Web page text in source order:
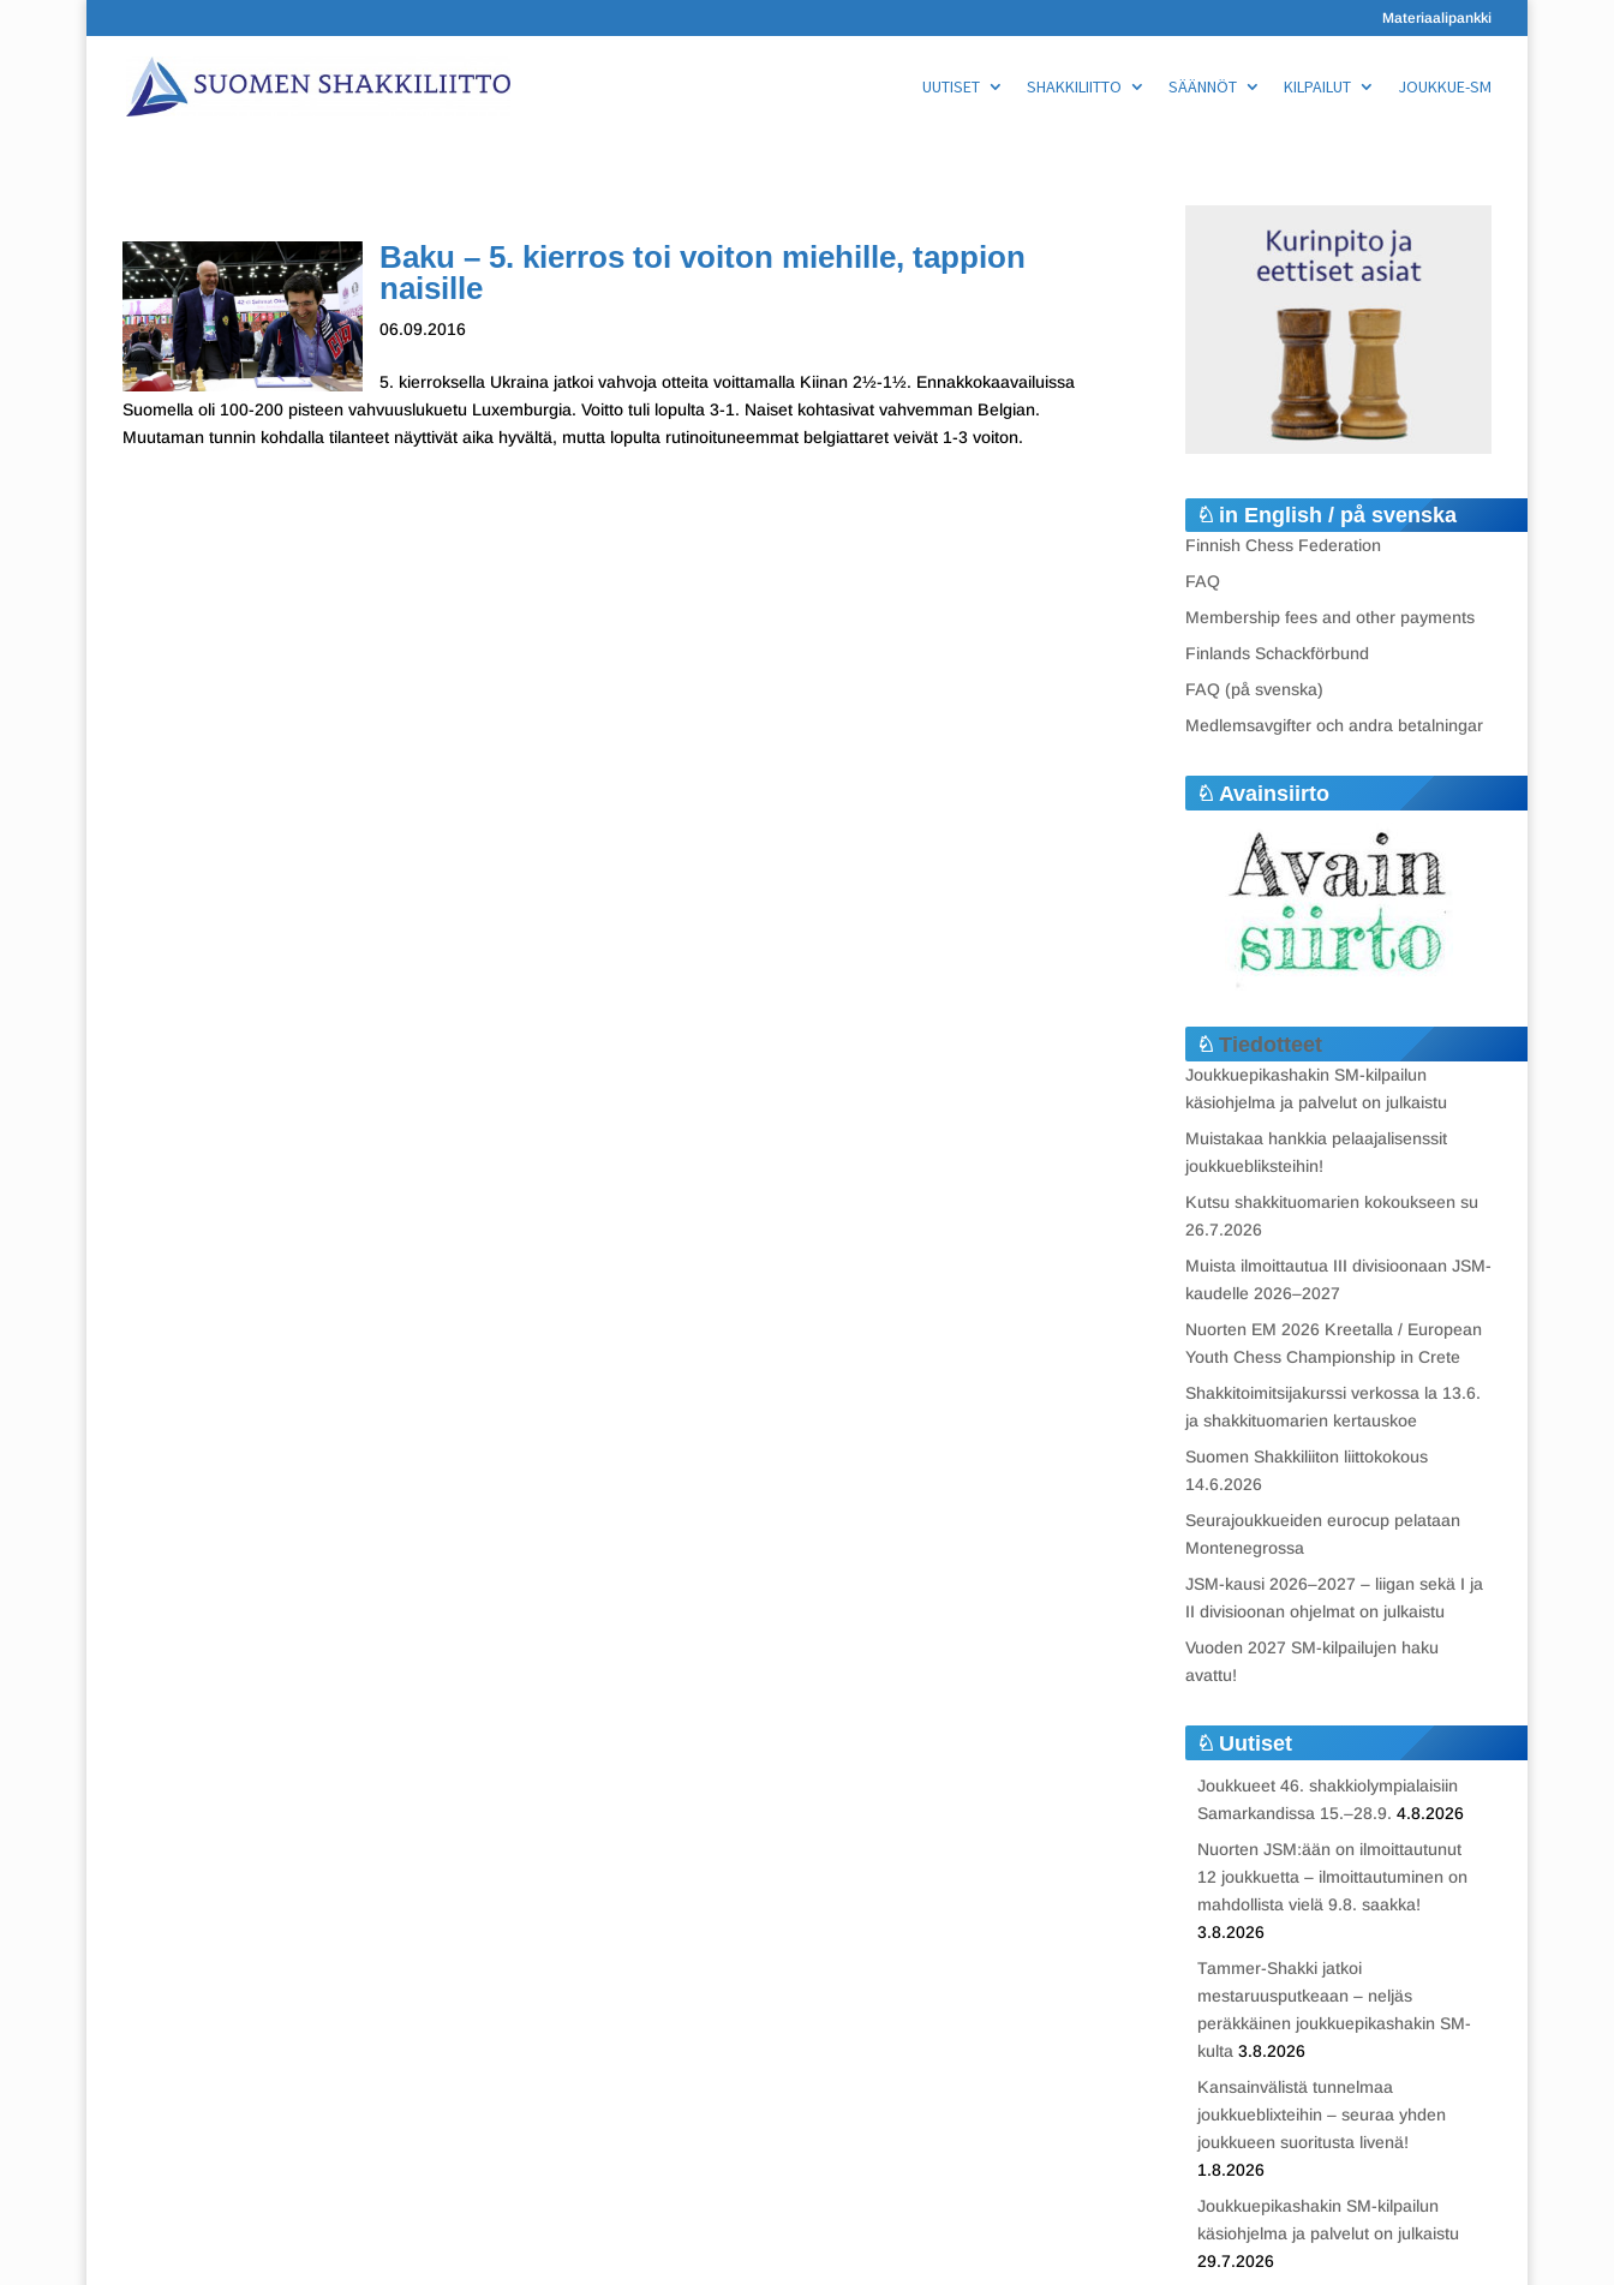
Materiaalipankki
UUTISET SHAKKILIITTO SÄÄNNÖT KILPAILUT JOUKKUE-SM
Baku – 5. kierros toi voiton miehille, tappion
naisille
06.09.2016
5. kierroksella Ukraina jatkoi vahvoja otteita voittamalla Kiinan 2½-1½. Ennakkokaavailuissa
Suomella oli 100-200 pisteen vahvuuslukuetu Luxemburgia. Voitto tuli lopulta 3-1. Naiset kohtasivat vahvemman Belgian.
Muutaman tunnin kohdalla tilanteet näyttivät aika hyvältä, mutta lopulta rutinoituneemmat belgiattaret veivät 1-3 voiton.
in English / på svenska
Finnish Chess Federation
FAQ
Membership fees and other payments
Finlands Schackförbund
FAQ (på svenska)
Medlemsavgifter och andra betalningar
Avainsiirto
Tiedotteet
Joukkuepikashakin SM-kilpailun
käsiohjelma ja palvelut on julkaistu
Muistakaa hankkia pelaajalisenssit
joukkuebliksteihin!
Kutsu shakkituomarien kokoukseen su
26.7.2026
Muista ilmoittautua III divisioonaan JSM-
kaudelle 2026–2027
Nuorten EM 2026 Kreetalla / European
Youth Chess Championship in Crete
Shakkitoimitsijakurssi verkossa la 13.6.
ja shakkituomarien kertauskoe
Suomen Shakkiliiton liittokokous
14.6.2026
Seurajoukkueiden eurocup pelataan
Montenegrossa
JSM-kausi 2026–2027 – liigan sekä I ja
II divisioonan ohjelmat on julkaistu
Vuoden 2027 SM-kilpailujen haku
avattu!
Uutiset
Joukkueet 46. shakkiolympialaisiin
Samarkandissa 15.–28.9. 4.8.2026
Nuorten JSM:ään on ilmoittautunut
12 joukkuetta – ilmoittautuminen on
mahdollista vielä 9.8. saakka!
3.8.2026
Tammer-Shakki jatkoi
mestaruusputkeaan – neljäs
peräkkäinen joukkuepikashakin SM-
kulta 3.8.2026
Kansainvälistä tunnelmaa
joukkueblixteihin – seuraa yhden
joukkueen suoritusta livenä!
1.8.2026
Joukkuepikashakin SM-kilpailun
käsiohjelma ja palvelut on julkaistu
29.7.2026